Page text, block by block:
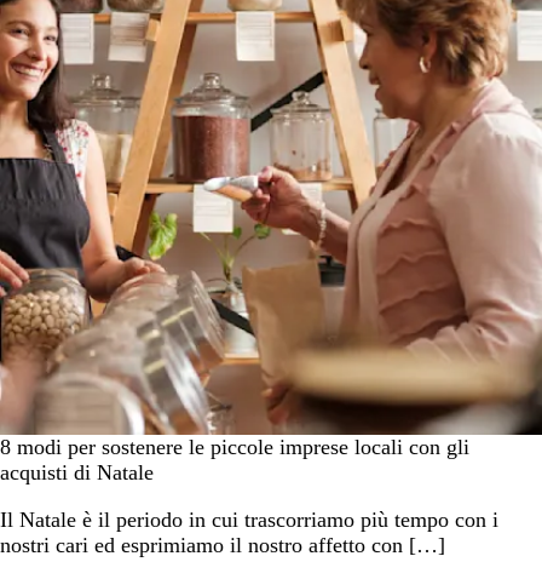
8 modi per sostenere le piccole imprese locali con gli
acquisti di Natale
Il Natale è il periodo in cui trascorriamo più tempo con i
nostri cari ed esprimiamo il nostro affetto con […]